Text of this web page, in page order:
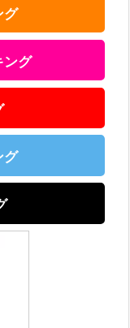
グ
グ